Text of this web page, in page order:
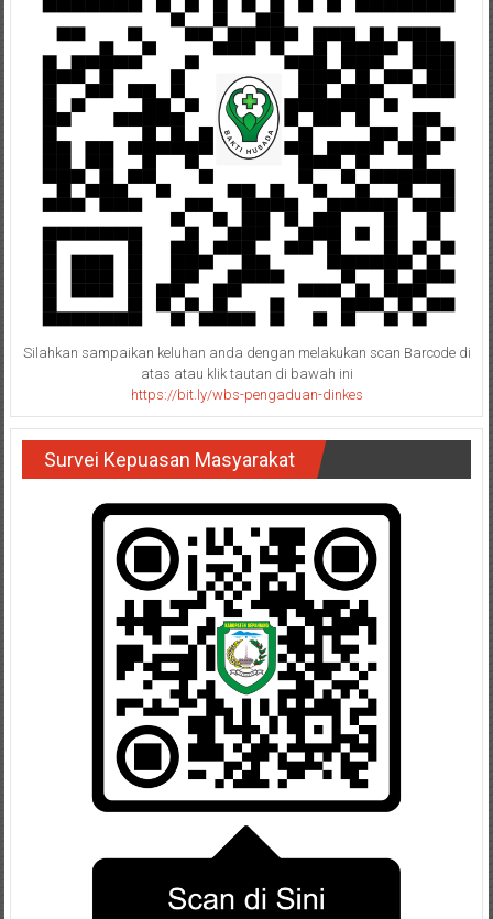
Silahkan sampaikan keluhan anda dengan melakukan scan Barcode di
atas atau klik tautan di bawah ini
https://bit.ly/wbs-pengaduan-dinkes
Survei Kepuasan Masyarakat